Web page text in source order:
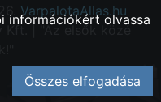
VarpalotaAllas.hu
Kft. | "Az elsők közé
információkért olvassa
Összes elfogadása